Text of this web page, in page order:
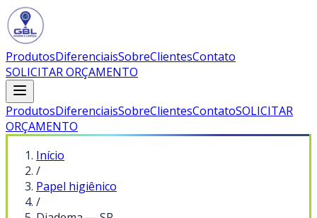
ProdutosDiferenciaisSobreClientesContato
SOLICITAR ORÇAMENTO
ProdutosDiferenciaisSobreClientesContatoSOLICITAR
ORÇAMENTO
Início
/
Papel higiênico
/